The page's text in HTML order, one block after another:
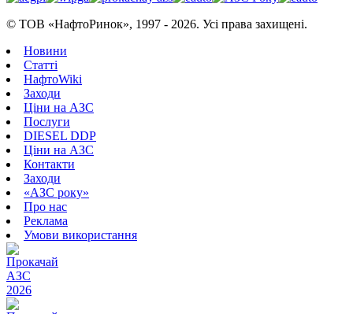
© ТОВ «НафтоРинок», 1997 - 2026. Усі права захищені.
Новини
Статті
НафтоWiki
Заходи
Ціни на АЗС
Послуги
DIESEL DDP
Ціни на АЗС
Контакти
Заходи
«АЗС року»
Про нас
Реклама
Умови використання